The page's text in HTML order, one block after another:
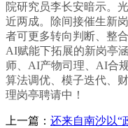
院研究员李长安暗示。
近两成。除间接催生新
者可更多转向判断、整
AI赋能下拓展的新岗亭
师、AI产物司理、AI合
算法调优、模子迭代、
理岗亭聘请中！
上一篇： 还来自南沙以“